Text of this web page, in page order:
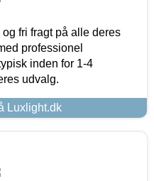
fri fragt på alle deres
professionel
inden for 1-4
udvalg.
Luxlight.dk